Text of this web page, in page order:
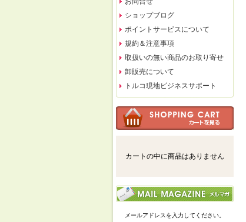
ショップブログ
ポイントサービスについて
規約＆注意事項
取扱いの無い商品のお取り寄せ
卸販売について
トルコ現地ビジネスサポート
カートの中に商品はありません
メールアドレスを入力してください。